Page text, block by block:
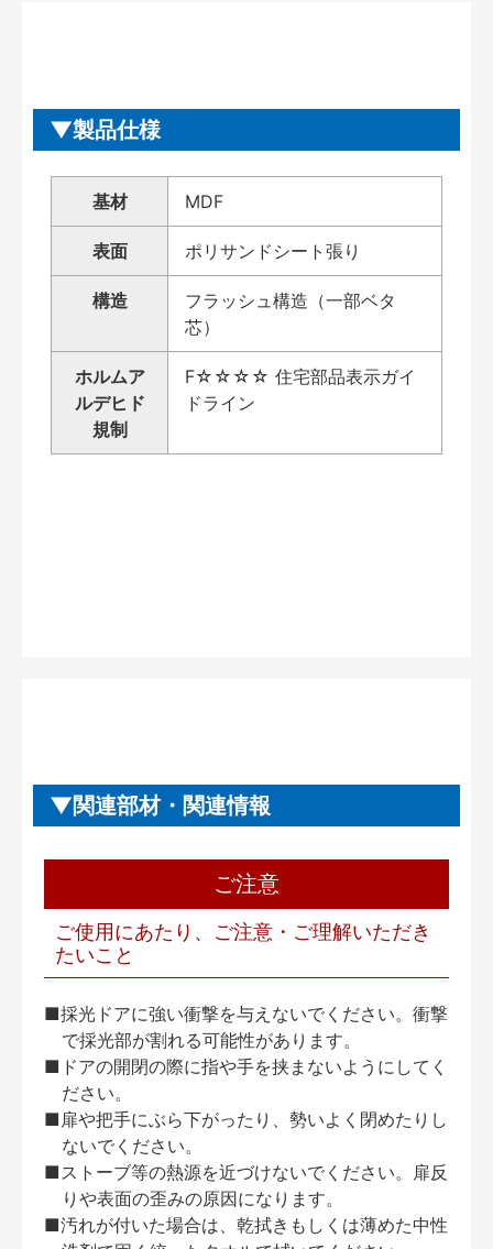
製品仕様
基材 MDF
表面 ポリサンドシート張り
構造
フラッシュ構造（一部ベタ
芯）
ホルムア
ルデヒド
規制
F☆☆☆☆ 住宅部品表示ガイ
ドライン
関連部材・関連情報
ご注意
ご使用にあたり、ご注意・ご理解いただき
たいこと
■採光ドアに強い衝撃を与えないでください。衝撃
で採光部が割れる可能性があります。
■ドアの開閉の際に指や手を挟まないようにしてく
ださい。
■扉や把手にぶら下がったり、勢いよく閉めたりし
ないでください。
■ストーブ等の熱源を近づけないでください。扉反
りや表面の歪みの原因になります。
■汚れが付いた場合は、乾拭きもしくは薄めた中性